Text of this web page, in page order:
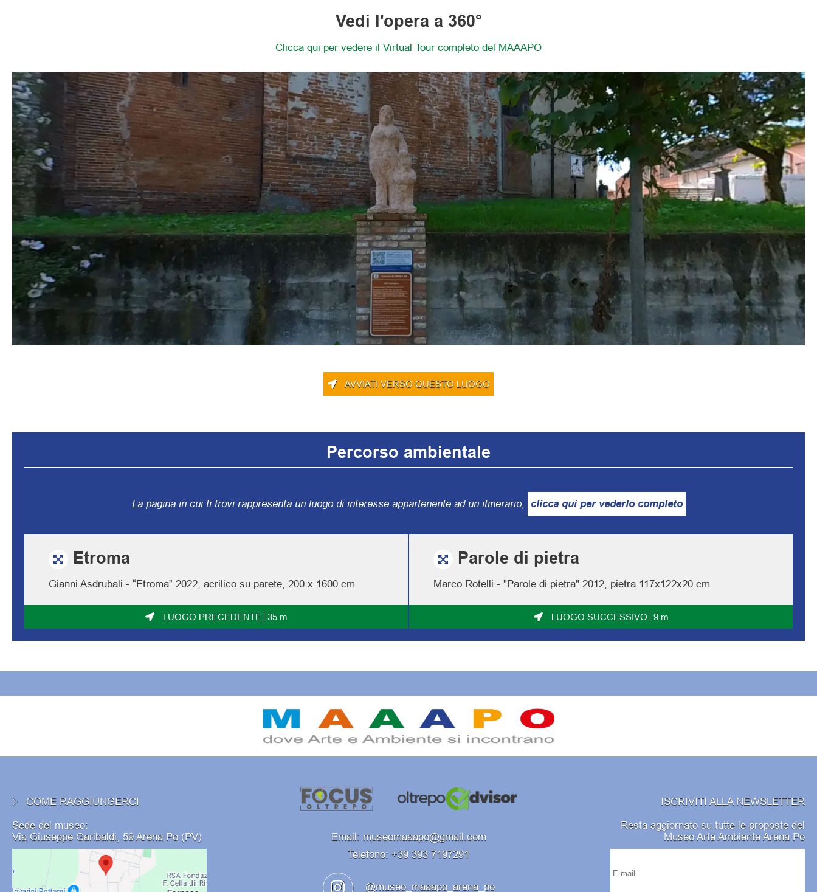
Vedi l'opera a 360°
Clicca qui per vedere il Virtual Tour completo del MAAAPO
AVVIATI VERSO QUESTO LUOGO
Percorso ambientale
La pagina in cui ti trovi rappresenta un luogo di interesse appartenente ad un itinerario, clicca qui per vederlo completo
Parole di pietra
Marco Rotelli - "Parole di pietra" 2012, pietra 117x122x20 cm
LUOGO SUCCESSIVO 9 m
Etroma
Gianni Asdrubali - “Etroma” 2022, acrilico su parete, 200 x 1600 cm
LUOGO PRECEDENTE 35 m
COME RAGGIUNGERCI
Sede del museo:
Via Giuseppe Garibaldi, 59 Arena Po (PV)
Email: museomaaapo@gmail.com
Telefono: +39 393 7197291
@museo_maaapo_arena_po
ISCRIVITI ALLA NEWSLETTER
Resta aggiornato su tutte le proposte del
Museo Arte Ambiente Arena Po